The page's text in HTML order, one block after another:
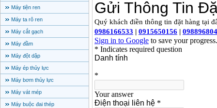
Máy tiện ren
Máy ta rô ren
Máy cắt gạch
Máy đầm
Máy đột dập
Máy ép thủy lực
Máy bơm thủy lực
Máy vát mép
Máy buộc đai thép